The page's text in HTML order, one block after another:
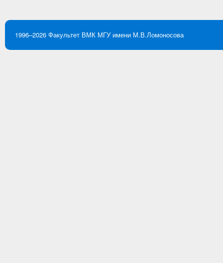
1996–2026 Факультет ВМК МГУ имени М.В.Ломоносова